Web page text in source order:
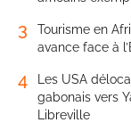
3
Tourisme en
avance face à
4
Les USA
gabonais vers
Libreville